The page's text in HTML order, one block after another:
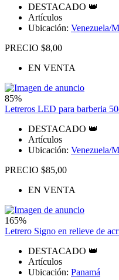
DESTACADO 👑
Artículos
Ubicación: Venezuela/
PRECIO $8,00
EN VENTA
85%
Letreros LED para barberia
DESTACADO 👑
Artículos
Ubicación: Venezuela/
PRECIO $85,00
EN VENTA
165%
Letrero Signo en relieve de
DESTACADO 👑
Artículos
Ubicación: Panamá